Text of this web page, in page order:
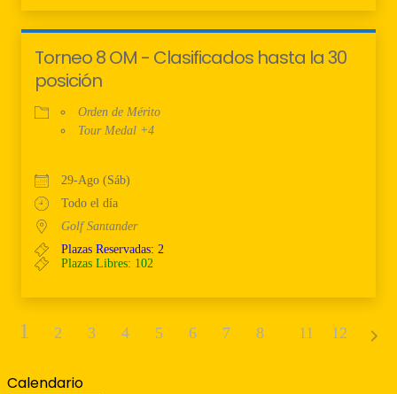
Torneo 8 OM - Clasificados hasta la 30
posición
Orden de Mérito
Tour Medal +4
29-Ago (Sáb)
Todo el día
Golf Santander
Plazas Reservadas: 2
Plazas Libres: 102
1 2 3 4 5 6 7 8 10
11 12
Calendario